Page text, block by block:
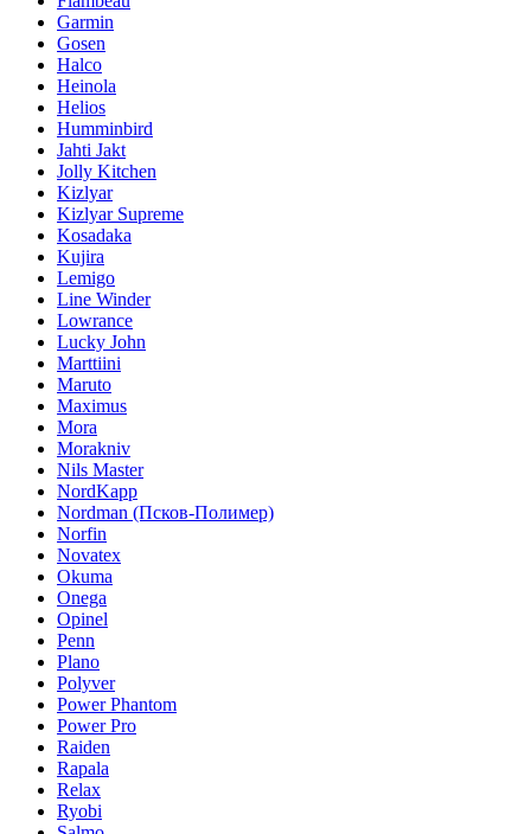
Garmin
Gosen
Halco
Heinola
Helios
Humminbird
Jahti Jakt
Jolly Kitchen
Kizlyar
Kizlyar Supreme
Kosadaka
Kujira
Lemigo
Line Winder
Lowrance
Lucky John
Marttiini
Maruto
Maximus
Mora
Morakniv
Nils Master
NordKapp
Nordman (Псков-Полимер)
Norfin
Novatex
Okuma
Onega
Opinel
Penn
Plano
Polyver
Power Phantom
Power Pro
Raiden
Rapala
Relax
Ryobi